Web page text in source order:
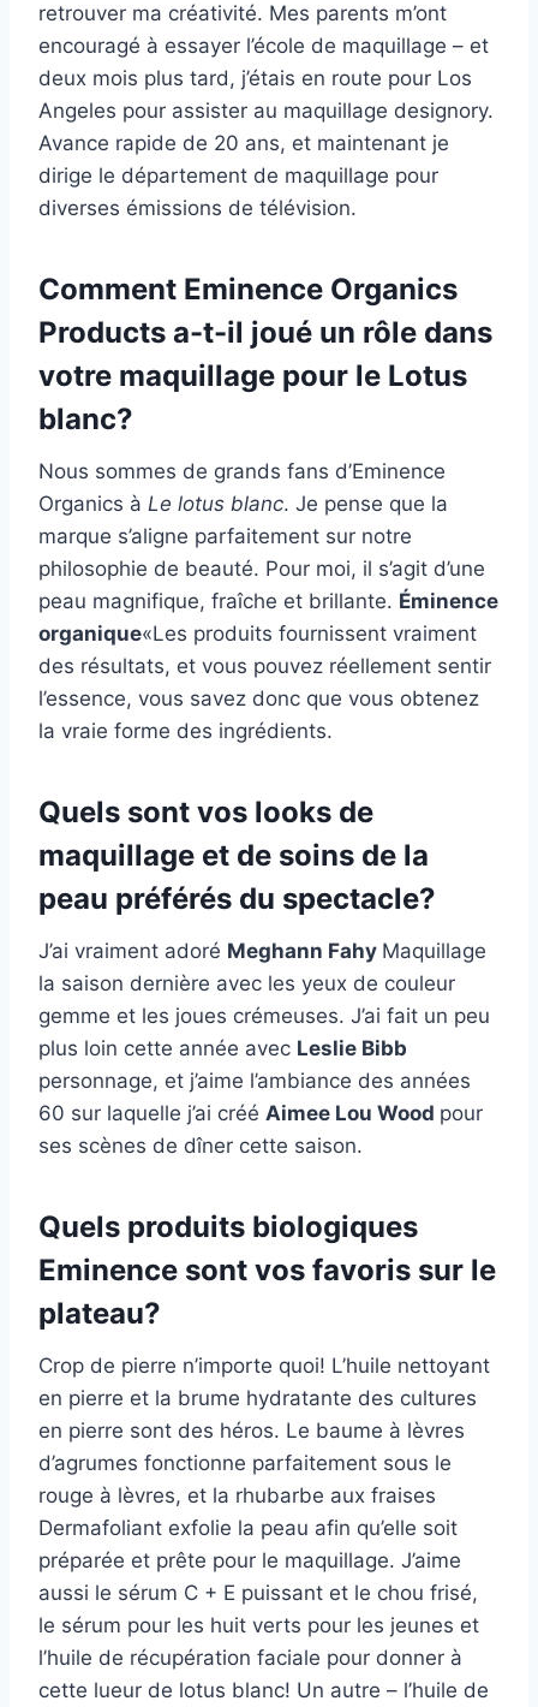
retrouver ma créativité. Mes parents m’ont
encouragé à essayer l’école de maquillage – et
deux mois plus tard, j’étais en route pour Los
Angeles pour assister au maquillage designory.
Avance rapide de 20 ans, et maintenant je
dirige le département de maquillage pour
diverses émissions de télévision.
Comment Eminence Organics
Products a-t-il joué un rôle dans
votre maquillage pour le Lotus
blanc?
Nous sommes de grands fans d’Eminence
Organics à Le lotus blanc. Je pense que la
marque s’aligne parfaitement sur notre
philosophie de beauté. Pour moi, il s’agit d’une
peau magnifique, fraîche et brillante. Éminence
organique«Les produits fournissent vraiment
des résultats, et vous pouvez réellement sentir
l’essence, vous savez donc que vous obtenez
la vraie forme des ingrédients.
Quels sont vos looks de
maquillage et de soins de la
peau préférés du spectacle?
J’ai vraiment adoré Meghann Fahy Maquillage
la saison dernière avec les yeux de couleur
gemme et les joues crémeuses. J’ai fait un peu
plus loin cette année avec Leslie Bibb
personnage, et j’aime l’ambiance des années
60 sur laquelle j’ai créé Aimee Lou Wood pour
ses scènes de dîner cette saison.
Quels produits biologiques
Eminence sont vos favoris sur le
plateau?
Crop de pierre n’importe quoi! L’huile nettoyant
en pierre et la brume hydratante des cultures
en pierre sont des héros. Le baume à lèvres
d’agrumes fonctionne parfaitement sous le
rouge à lèvres, et la rhubarbe aux fraises
Dermafoliant exfolie la peau afin qu’elle soit
préparée et prête pour le maquillage. J’aime
aussi le sérum C + E puissant et le chou frisé,
le sérum pour les huit verts pour les jeunes et
l’huile de récupération faciale pour donner à
cette lueur de lotus blanc! Un autre – l’huile de